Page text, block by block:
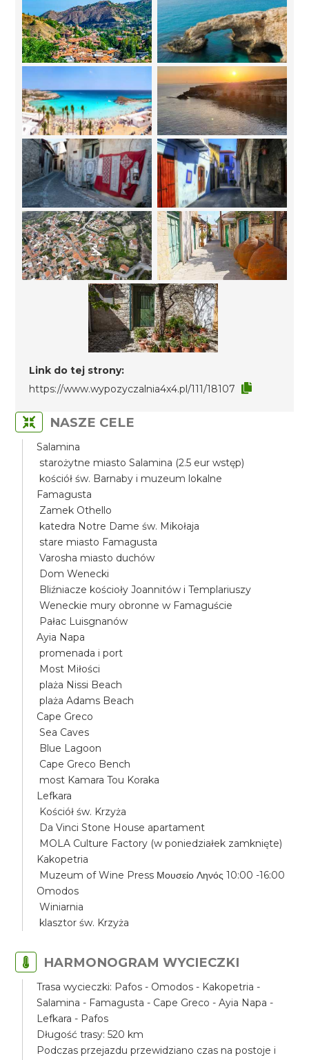
Link do tej strony:
https://www.wypozyczalnia4x4.pl/111/18107
NASZE CELE
Salamina
starożytne miasto Salamina (2.5 eur wstęp)
kościół św. Barnaby i muzeum lokalne
Famagusta
Zamek Othello
katedra Notre Dame św. Mikołaja
stare miasto Famagusta
Varosha miasto duchów
Dom Wenecki
Bliźniacze kościoły Joannitów i Templariuszy
Weneckie mury obronne w Famaguście
Pałac Luisgnanów
Ayia Napa
promenada i port
Most Miłości
plaża Nissi Beach
plaża Adams Beach
Cape Greco
Sea Caves
Blue Lagoon
Cape Greco Bench
most Kamara Tou Koraka
Lefkara
Kościół św. Krzyża
Da Vinci Stone House apartament
MOLA Culture Factory (w poniedziałek zamknięte)
Kakopetria
Muzeum of Wine Press Μουσείο Ληνός 10:00 -16:00
Omodos
Winiarnia
klasztor św. Krzyża
HARMONOGRAM WYCIECZKI
Trasa wycieczki: Pafos - Omodos - Kakopetria -
Salamina - Famagusta - Cape Greco - Ayia Napa -
Lefkara - Pafos
Długość trasy: 520 km
Podczas przejazdu przewidziano czas na postoje i